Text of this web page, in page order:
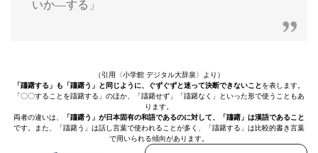
いか―する」
（引用〈小学館 デジタル大辞泉〉より）
「躊躇する」も「躊躇う」と同じように、ぐずぐずと迷って決断できないことを表します。
「〇〇することを躊躇する」のほか、「躊躇せず」「躊躇なく」といった形で使うこともあ
ります。
両者の違いは、
「躊躇う」が日本固有の和語であるのに対して、「躊躇」は漢語であること
です。また、「躊躇う」は話し言葉で使われることが多く、「躊躇する」は比較的書き言葉
で用いられる傾向があります。